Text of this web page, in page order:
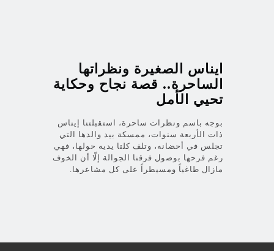
ايناس الصغيرة ونظراتها
الساحرة.. قصة نجاح وحكاية
تحيي الأمل
بوجه باسم ونظرات ساحرة، استقبلتنا إيناس
ذات الأربعة سنوات، ممسكة بيد والدها التي
تجلس في أحضانه، وتلف كلتا يديه حولها، فهي
رغم فرحها بوصول فرقنا الجوالة إلّا أن الخوف
مازال طاغياً ومسيطراً على كل مشاعرها.